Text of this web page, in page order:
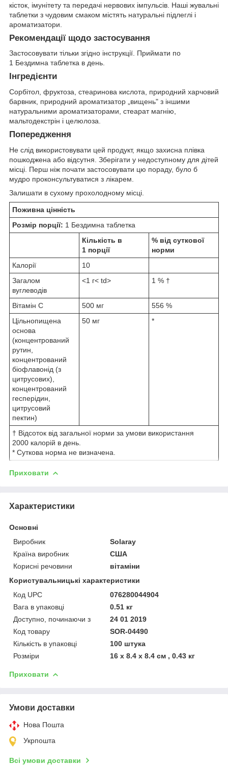
кісток, імунітету та передачі нервових імпульсів. Наші жувальні
таблетки з чудовим смаком містять натуральні підлеглі і
ароматизатори.
Рекомендації щодо застосування
Застосовувати тільки згідно інструкції. Приймати по
1 Бездимна таблетка в день.
Інгредієнти
Сорбітол, фруктоза, стеаринова кислота, природний харчовий
барвник, природний ароматизатор „вищень" з іншими
натуральними ароматизаторами, стеарат магнію,
мальтодекстрін і целюлоза.
Попередження
Не слід використовувати цей продукт, якщо захисна плівка
пошкоджена або відсутня. Зберігати у недоступному для дітей
місці. Перш ніж почати застосовувати цю пораду, було б
мудро проконсультуватися з лікарем.
Залишати в сухому прохолодному місці.
Поживна цінність
Розмір порції: 1 Бездимна таблетка
Кількість в
1 порції
% від суткової
норми
Калорії
10
Загалом
вуглеводів
<1 г< td> 1 % †
Вітамін C 500 мг
556 %
Цільнопищена
основа
(концентрований
рутин,
концентрований
біофлавонід (з
цитрусових),
концентрований
гесперідин,
цитрусовий
пектин)
50 мг *
† Відсоток від загальної норми за умови використання
2000 калорій в день.
* Суткова норма не визначена.
Приховати
Характеристики
Основні
Виробник
Solaray
Країна виробник
США
Корисні речовини
вітаміни
Користувальницькі характеристики
Код UPC
076280044904
Вага в упаковці
0.51 кг
Доступно, починаючи з
24 01 2019
Код товару
SOR-04490
Кількість в упаковці
100 штука
Розміри
16 x 8.4 x 8.4 см , 0.43 кг
Приховати
Умови доставки
Нова Пошта
Укрпошта
Всі умови доставки